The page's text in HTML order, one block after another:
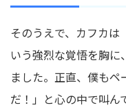
そのうえで、カフカは
いう強烈な覚悟を胸
ました。正直、僕も
だ！」と心の中で叫ん